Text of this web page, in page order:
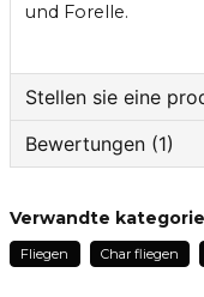
und Forelle.
Stellen sie eine
question
Fragen sie uns
Bewertungen (1)
Anonym
Verwandte
Fliegen Char fliegen